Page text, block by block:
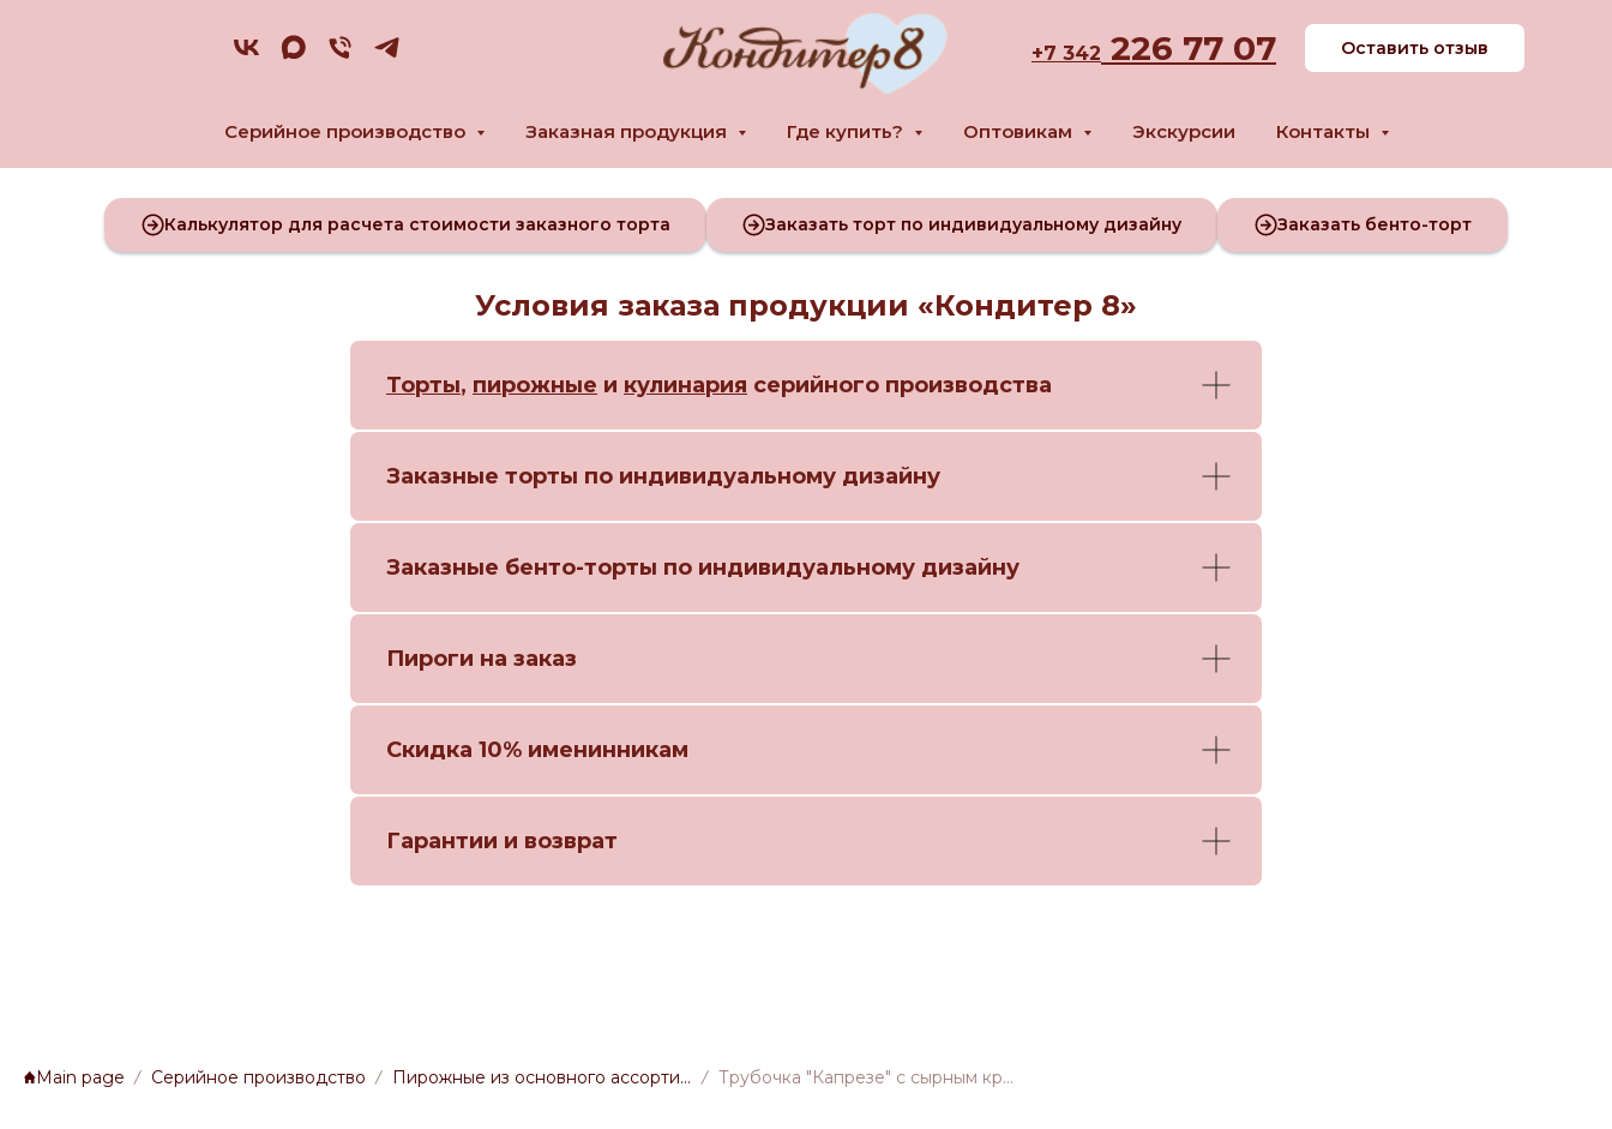
+7 342 226 77 07 Оставить отзыв
Серийное производство Заказная продукция Где купить? Оптовикам Экскурсии Контакты
Калькулятор для расчета стоимости заказного торта Заказать торт по индивидуальному дизайну Заказать бенто-торт
Условия заказа продукции «Кондитер 8»
Торты, пирожные и кулинария серийного производства
Заказные торты по индивидуальному дизайну
Заказные бенто-торты по индивидуальному дизайну
Пироги на заказ
Скидка 10% именинникам
Гарантии и возврат
Main page Серийное производство Пирожные из основного ассортимента Трубочка "Капрезе" с сырным кремом, 50 гр